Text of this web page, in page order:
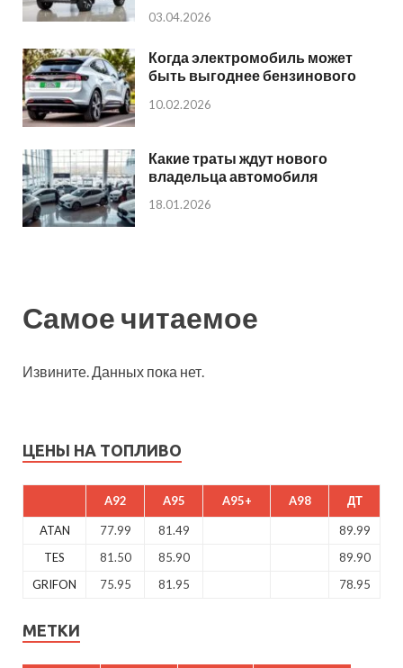
03.04.2026
Когда электромобиль может
быть выгоднее бензинового
10.02.2026
Какие траты ждут нового
владельца автомобиля
18.01.2026
Самое читаемое
Извините. Данных пока нет.
ЦЕНЫ НА ТОПЛИВО
A92 A95 A95+ A98 ДТ
ATAN 77.99 81.49
89.99
TES
81.50 85.90
89.90
GRIFON
75.95 81.95 78.95
МЕТКИ